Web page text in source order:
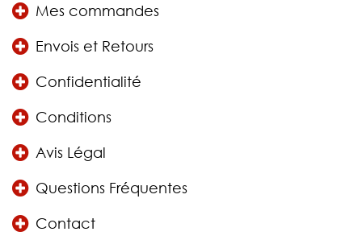
Mes commandes
Envois et Retours
Confidentialité
Conditions
Avis Légal
Questions Fréquentes
Contact